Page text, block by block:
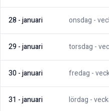
28-januari onsdag -
29-januari torsdag -
30-januari fredag -
31 -januari lördag -